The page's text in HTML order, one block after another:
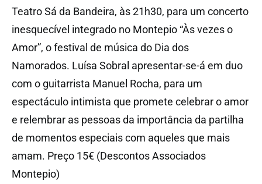
Teatro Sá da Bandeira, às 21h30, para um concerto
inesquecível integrado no Montepio “Às vezes o
Amor”, o festival de música do Dia dos
Namorados. Luísa Sobral apresentar-se-á em duo
com o guitarrista Manuel Rocha, para um
espectáculo intimista que promete celebrar o amor
e relembrar as pessoas da importância da partilha
de momentos especiais com aqueles que mais
amam. Preço 15€ (Descontos Associados
Montepio)